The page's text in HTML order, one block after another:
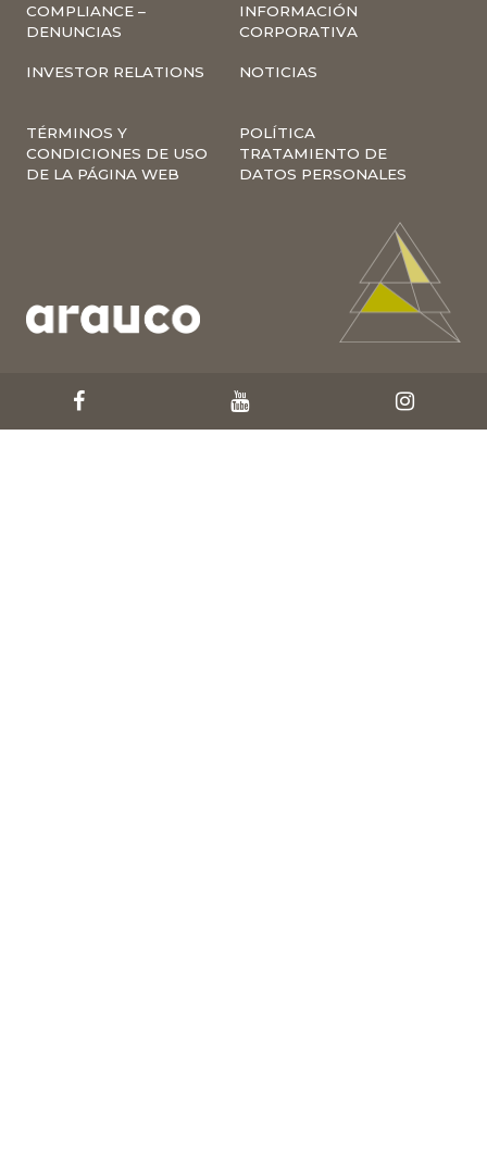
COMPLIANCE –
DENUNCIAS
INFORMACIÓN
CORPORATIVA
INVESTOR RELATIONS NOTICIAS
TÉRMINOS Y
CONDICIONES DE USO
DE LA PÁGINA WEB
POLÍTICA
TRATAMIENTO DE
DATOS PERSONALES